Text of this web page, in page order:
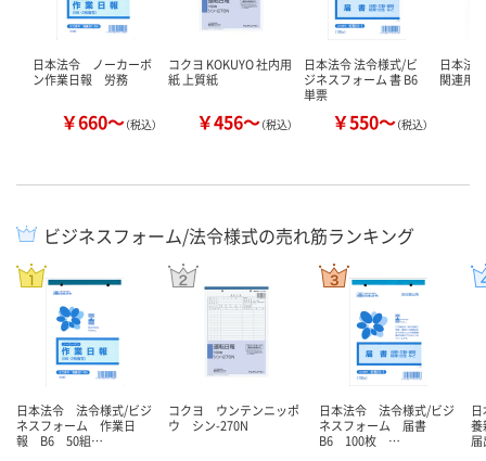
日本法令 ノーカーボ
ン作業日報 労務
￥660～（税込）
コクヨ KOKUYO 社内用
紙 上質紙
￥456～（税込）
日本法令 法令様式/ビ
ジネスフォーム 書 B6
単票
￥550～（税込）
日本法令
関連用
ビジネスフォーム/法令様式の売れ筋ランキング
日本法令 法令様式/ビジ
ネスフォーム 作業日
報 B6 50組…
コクヨ ウンテンニッポ
ウ シン-270N
日本法令 法令様式/ビジ
ネスフォーム 届書
B6 100枚 …
養